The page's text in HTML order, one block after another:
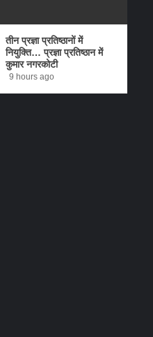
तीन प्रज्ञा प्रतिष्ठानों में
नियुक्ति… प्रज्ञा प्रतिष्ठान में
कुमार नगरकोटी
9 hours ago